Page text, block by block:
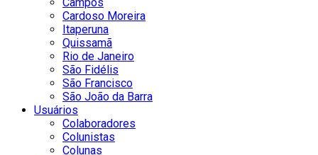
Campos
Cardoso Moreira
Itaperuna
Quissamã
Rio de Janeiro
São Fidélis
São Francisco
São João da Barra
Usuários
Colaboradores
Colunistas
Colunas